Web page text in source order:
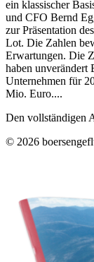
ein klassischer
und CFO Bernd
zur Präsentation
Lot. Die Zahlen
Erwartungen. Die
haben unverändert
Unternehmen für
Mio. Euro....
Den vollständigen
© 2026